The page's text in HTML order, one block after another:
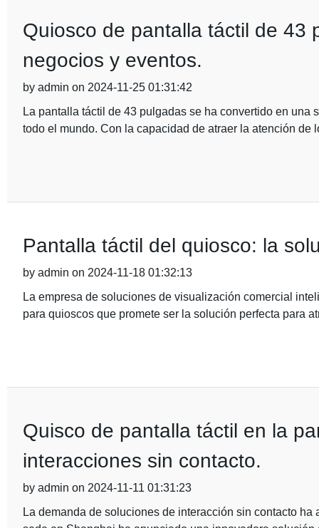
Quiosco de pantalla táctil de 43
negocios y eventos.
by admin on 2024-11-25 01:31:42
La pantalla táctil de 43 pulgadas se ha convertido en
todo el mundo. Con la capacidad de atraer la atención de
Pantalla táctil del quiosco: la
by admin on 2024-11-18 01:32:13
La empresa de soluciones de visualización comercial
para quioscos que promete ser la solución perfecta para
Quisco de pantalla táctil en la
interacciones sin contacto.
by admin on 2024-11-11 01:31:23
La demanda de soluciones de interacción sin contacto